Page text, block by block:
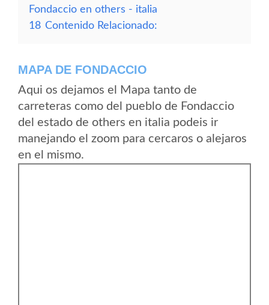
Fondaccio en others - italia
18 Contenido Relacionado:
MAPA DE FONDACCIO
Aqui os dejamos el Mapa tanto de
carreteras como del pueblo de Fondaccio
del estado de others en italia podeis ir
manejando el zoom para cercaros o alejaros
en el mismo.